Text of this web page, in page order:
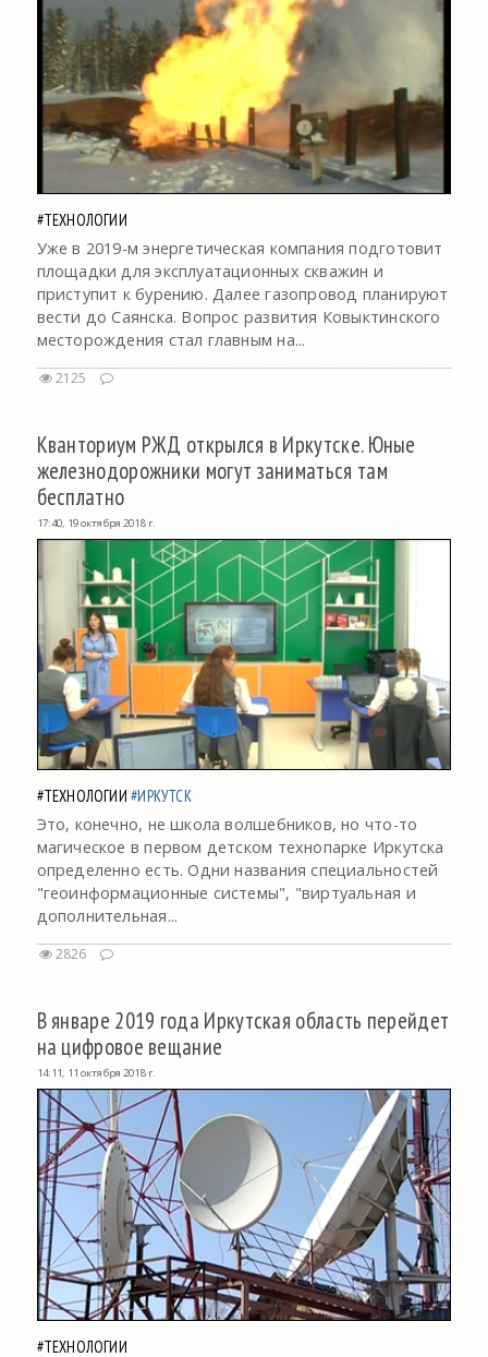
#ТЕХНОЛОГИИ
Уже в 2019-м энергетическая компания подготовит
площадки для эксплуатационных скважин и
приступит к бурению. Далее газопровод планируют
вести до Саянска. Вопрос развития Ковыктинского
месторождения стал главным на...
2125
Кванториум РЖД открылся в Иркутске. Юные
железнодорожники могут заниматься там
бесплатно
17:40, 19 октября 2018 г.
#ТЕХНОЛОГИИ #ИРКУТСК
Это, конечно, не школа волшебников, но что-то
магическое в первом детском технопарке Иркутска
определенно есть. Одни названия специальностей
"геоинформационные системы", "виртуальная и
дополнительная...
2826
В январе 2019 года Иркутская область перейдет
на цифровое вещание
14:11, 11 октября 2018 г.
#ТЕХНОЛОГИИ